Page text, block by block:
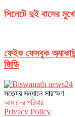
সিলেটে দুই বাসের
ফেইক ফেসবুক
জিডি
সত‌্যের সন্ধানে সারাক্ষণ
আমাদের পরিবার
Privacy Policy